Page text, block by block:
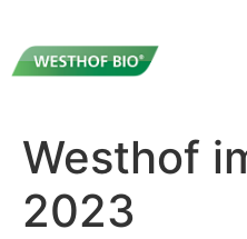
Westhof
2023